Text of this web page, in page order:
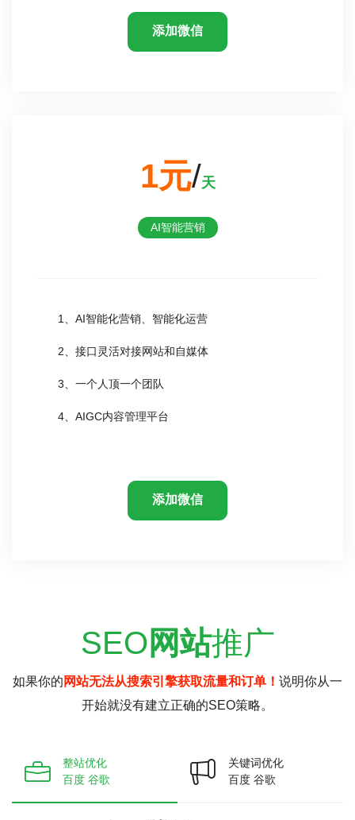
添加微信
1元/天
AI智能营销
1、AI智能化营销、智能化运营
2、接口灵活对接网站和自媒体
3、一个人顶一个团队
4、AIGC内容管理平台
添加微信
SEO 网站推广
如果你的 网站无法从搜索引擎获取流量和订单！ 说明你从一
开始就没有建立正确的SEO策略。
整站优化
百度 谷歌
关键词优化
百度 谷歌